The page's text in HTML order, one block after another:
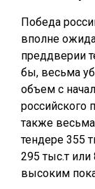
Победа
вполне
преддверии
бы, весьма
объем с
российского
также
тендере 355
295 тыс.т или
высоким